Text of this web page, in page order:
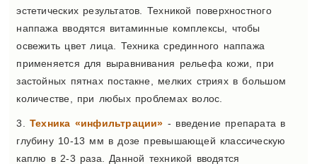
эстетических результатов. Техникой поверхностного
наппажа вводятся витаминные комплексы, чтобы
освежить цвет лица. Техника срединного наппажа
применяется для выравнивания рельефа кожи, при
застойных пятнах постакне, мелких стриях в большом
количестве, при любых проблемах волос.
3.Техника «инфильтрации» - введение препарата в
глубину 10-13 мм в дозе превышающей классическую
каплю в 2-3 раза. Данной техникой вводятся